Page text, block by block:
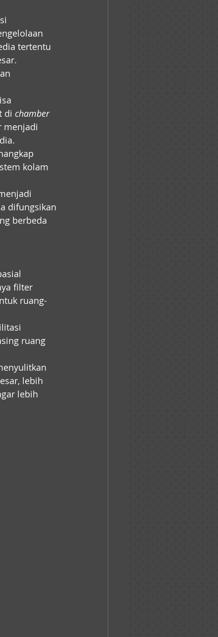
tertentu
di chamber
menjadi
kolam
difungsikan
berbeda
filter
ruang-
ruang
lebih
lebih